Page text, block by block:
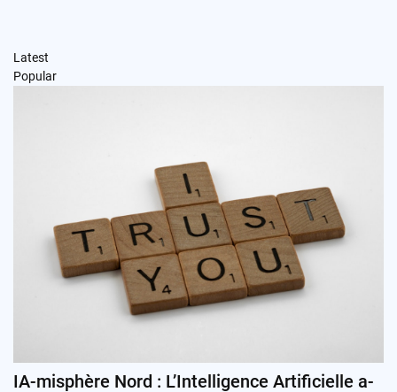
Latest
Popular
IA-misphère Nord : L’Intelligence Artificielle a-